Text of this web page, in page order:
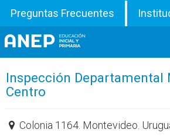
Preguntas Frecuentes
Divisiones
Inspección Departamental
Centro
Colonia 1164. Montevideo.